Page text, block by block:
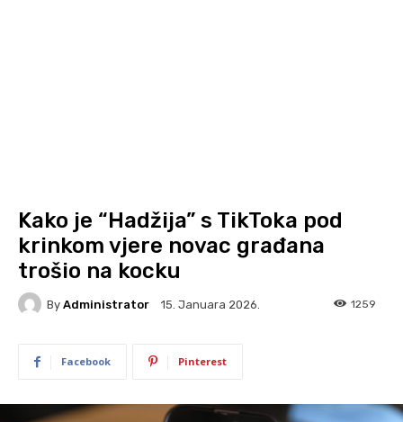
Kako je “Hadžija” s TikToka pod
krinkom vjere novac građana
trošio na kocku
By Administrator 15. Januara 2026. 1259
Facebook Pinterest